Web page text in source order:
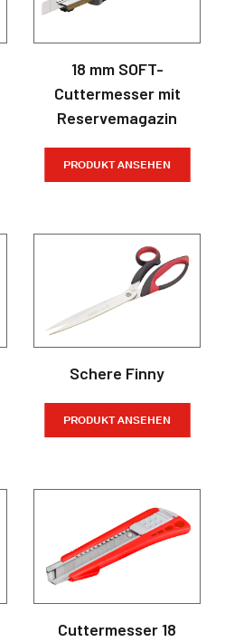
18 mm SOFT-
Cuttermesser mit
Reservemagazin
PRODUKT ANSEHEN
Schere Finny
PRODUKT ANSEHEN
Cuttermesser 18